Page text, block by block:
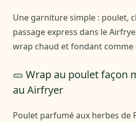
Une garniture simple : poulet,
passage express dans le
wrap chaud et fondant comme
🥒 Wrap au poulet façon
au Airfryer
Poulet parfumé aux herbes de